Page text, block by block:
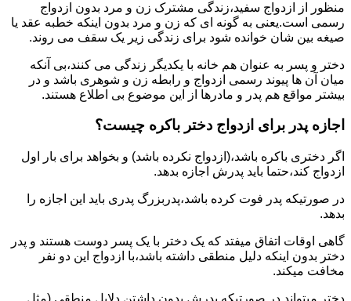
منظور از ازدواج سفید،زندگی مشترک زن و مرد بدون ازدواج
رسمی است.یعنی به گونه ای که زن و مرد بدون اینکه خطبه عقد یا
صیغه بین شان خوانده شود برای زندگی زیر یک سقف می روند.
دختر و پسر به عنوان هم خانه با یکدیگر زندگی می کنند،بی آنکه
میان آن ها پیوند رسمی ازدواج و رابطه زن و شوهری باشد و در
بیشتر مواقع هم پدر و مادرها از این موضوع بی اطلاع هستند.
اجازه پدر برای ازدواج دختر باکره چیست؟
اگر دختری باکره باشد،(ازدواج نکرده باشد) و بخواهد برای بار اول
ازدواج کند،حتما باید پدرش اجازه بدهد.
در صورتیکه پدر فوت کرده باشد،پدربزرگ پدری باید این اجازه را
بدهد.
گاهی اوقات اتفاق میفتد که یک دختر با یک پسر دوست هستند و پدر
دختر بدون اینکه دلیل منطقی داشته باشد،با ازدواج این دو نفر
مخافت میکند.
دختر میتواند در صورتیکه پدرش بدون داشتن دلایل منطقی (مثل